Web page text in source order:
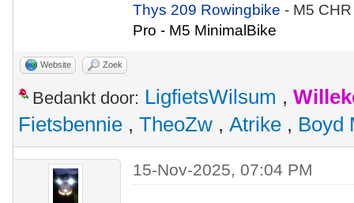
Thys 209 Rowingbike- M5
Pro - M5 MinimalBike
Website Zoek
Bedankt door: LigfietsWilsum ,
Fietsbennie , TheoZw , Atrike , Boyd
15-Nov-2025, 07:04 PM